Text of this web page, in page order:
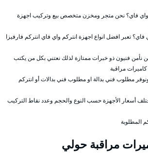
فاي؟ نحن متجر ومخزن متخصص بيع وتركيب اجهزة
فاي؟ تعبر افضل انواع اجهزة انتركم واي فاي انتركم فارفيزا
نأمن فنيون ذو خبرات ممتازة لذلك نعتني بكل من يكتب
مراقبة
مطلوب فني بدالة او مطلوب فني بدالات أو انتركم
أسعار الأجهزة حسب النوع والحجم وعدد نقاط التركيب
المطلوبة
مراقبة حولي